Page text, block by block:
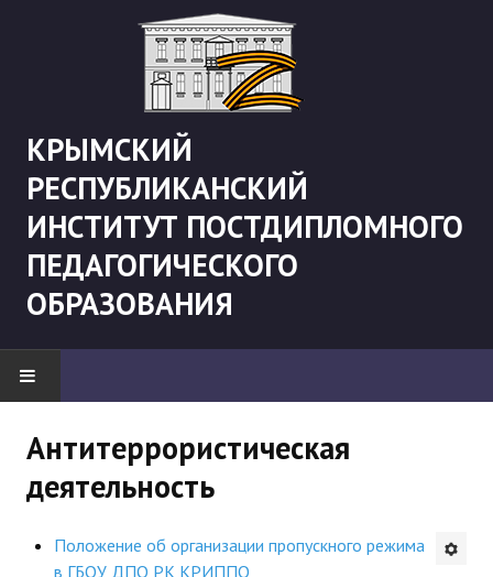
КРЫМСКИЙ
РЕСПУБЛИКАНСКИЙ
ИНСТИТУТ ПОСТДИПЛОМНОГО
ПЕДАГОГИЧЕСКОГО
ОБРАЗОВАНИЯ
"Боевая" русистика
Антитеррористическая
деятельность
Положение об организации пропускного режима
в ГБОУ ДПО РК КРИППО